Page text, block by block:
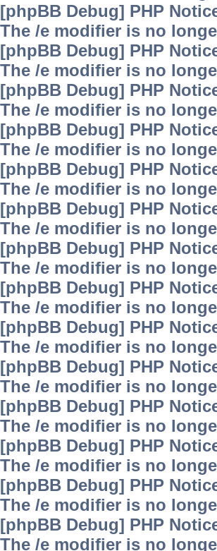
[phpBB Debug] PHP
The /e modifier is no
[phpBB Debug] PHP
The /e modifier is no
[phpBB Debug] PHP
The /e modifier is no
[phpBB Debug] PHP
The /e modifier is no
[phpBB Debug] PHP
The /e modifier is no
[phpBB Debug] PHP
The /e modifier is no
[phpBB Debug] PHP
The /e modifier is no
[phpBB Debug] PHP
The /e modifier is no
[phpBB Debug] PHP
The /e modifier is no
[phpBB Debug] PHP
The /e modifier is no
[phpBB Debug] PHP
The /e modifier is no
[phpBB Debug] PHP
The /e modifier is no
[phpBB Debug] PHP
The /e modifier is no
[phpBB Debug] PHP
The /e modifier is no